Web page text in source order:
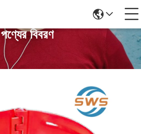
পণ্যের বিবরণ